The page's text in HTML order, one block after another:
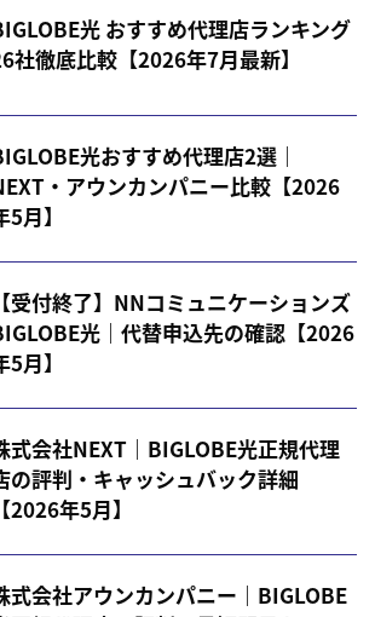
光 おすすめ代理店ランキング
社徹底比較【2026年7月最新】
光おすすめ代理店2選｜
・アウンカンパニー比較【2026
5月】
【受付終了】NNコミュニケーションズ
光｜代替申込先の確認【2026
5月】
式会社NEXT｜BIGLOBE光正規代理
の評判・キャッシュバック詳細
【2026年5月】
式会社アウンカンパニー｜BIGLOBE